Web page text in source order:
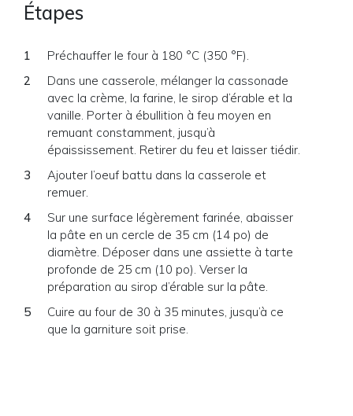
Étapes
Préchauffer le four à 180 °C (350 °F).
Dans une casserole, mélanger la cassonade
avec la crème, la farine, le sirop d’érable et la
vanille. Porter à ébullition à feu moyen en
remuant constamment, jusqu’à
épaississement. Retirer du feu et laisser tiédir.
Ajouter l’oeuf battu dans la casserole et
remuer.
Sur une surface légèrement farinée, abaisser
la pâte en un cercle de 35 cm (14 po) de
diamètre. Déposer dans une assiette à tarte
profonde de 25 cm (10 po). Verser la
préparation au sirop d’érable sur la pâte.
Cuire au four de 30 à 35 minutes, jusqu’à ce
que la garniture soit prise.